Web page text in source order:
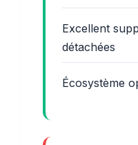
Excellent
détachées
Écosystème